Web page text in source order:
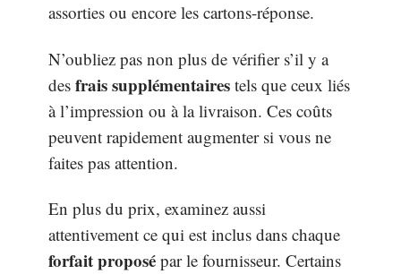
assorties ou encore les cartons-réponse.
N’oubliez pas non plus de vérifier s’il y a
des frais supplémentaires tels que ceux liés
à l’impression ou à la livraison. Ces coûts
peuvent rapidement augmenter si vous ne
faites pas attention.
En plus du prix, examinez aussi
attentivement ce qui est inclus dans chaque
forfait proposé par le fournisseur. Certains